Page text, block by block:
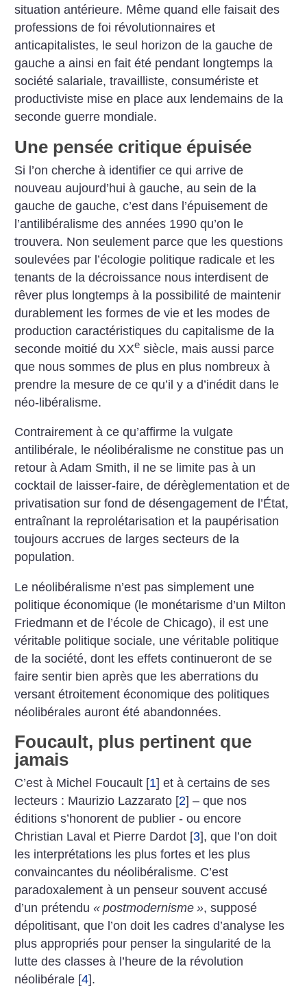
situation antérieure. Même quand elle faisait des
professions de foi révolutionnaires et
anticapitalistes, le seul horizon de la gauche de
gauche a ainsi en fait été pendant longtemps la
société salariale, travailliste, consumériste et
productiviste mise en place aux lendemains de la
seconde guerre mondiale.
Une pensée critique épuisée
Si l’on cherche à identifier ce qui arrive de
nouveau aujourd’hui à gauche, au sein de la
gauche de gauche, c’est dans l’épuisement de
l’antilibéralisme des années 1990 qu’on le
trouvera. Non seulement parce que les questions
soulevées par l’écologie politique radicale et les
tenants de la décroissance nous interdisent de
rêver plus longtemps à la possibilité de maintenir
durablement les formes de vie et les modes de
production caractéristiques du capitalisme de la
seconde moitié du XXe siècle, mais aussi parce
que nous sommes de plus en plus nombreux à
prendre la mesure de ce qu’il y a d’inédit dans le
néo-libéralisme.
Contrairement à ce qu’affirme la vulgate
antilibérale, le néolibéralisme ne constitue pas un
retour à Adam Smith, il ne se limite pas à un
cocktail de laisser-faire, de dérèglementation et de
privatisation sur fond de désengagement de l’État,
entraînant la reprolétarisation et la paupérisation
toujours accrues de larges secteurs de la
population.
Le néolibéralisme n’est pas simplement une
politique économique (le monétarisme d’un Milton
Friedmann et de l’école de Chicago), il est une
véritable politique sociale, une véritable politique
de la société, dont les effets continueront de se
faire sentir bien après que les aberrations du
versant étroitement économique des politiques
néolibérales auront été abandonnées.
Foucault, plus pertinent que
jamais
C’est à Michel Foucault [1] et à certains de ses
lecteurs : Maurizio Lazzarato [2] – que nos
éditions s’honorent de publier - ou encore
Christian Laval et Pierre Dardot [3], que l’on doit
les interprétations les plus fortes et les plus
convaincantes du néolibéralisme. C’est
paradoxalement à un penseur souvent accusé
d’un prétendu« postmodernisme », supposé
dépolitisant, que l’on doit les cadres d’analyse les
plus appropriés pour penser la singularité de la
lutte des classes à l’heure de la révolution
néolibérale [4].